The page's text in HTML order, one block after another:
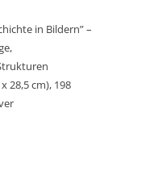
in Bildern” –
28,5 cm), 198